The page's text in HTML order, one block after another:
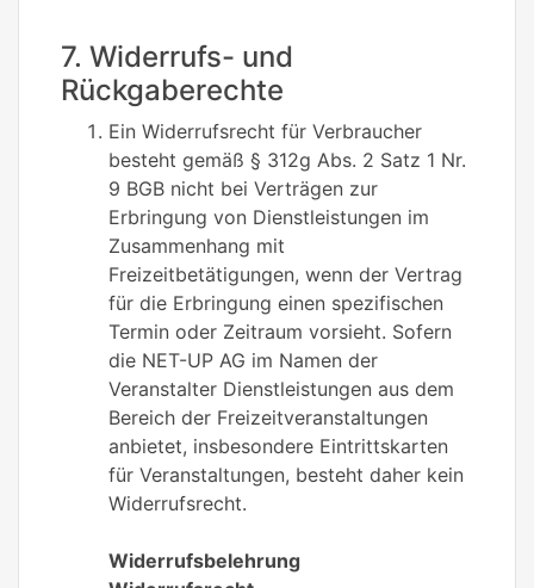
7. Widerrufs- und
Rückgaberechte
Ein Widerrufsrecht für Verbraucher
besteht gemäß § 312g Abs. 2 Satz 1 Nr.
9 BGB nicht bei Verträgen zur
Erbringung von Dienstleistungen im
Zusammenhang mit
Freizeitbetätigungen, wenn der Vertrag
für die Erbringung einen spezifischen
Termin oder Zeitraum vorsieht. Sofern
die NET-UP AG im Namen der
Veranstalter Dienstleistungen aus dem
Bereich der Freizeitveranstaltungen
anbietet, insbesondere Eintrittskarten
für Veranstaltungen, besteht daher kein
Widerrufsrecht.
Widerrufsbelehrung